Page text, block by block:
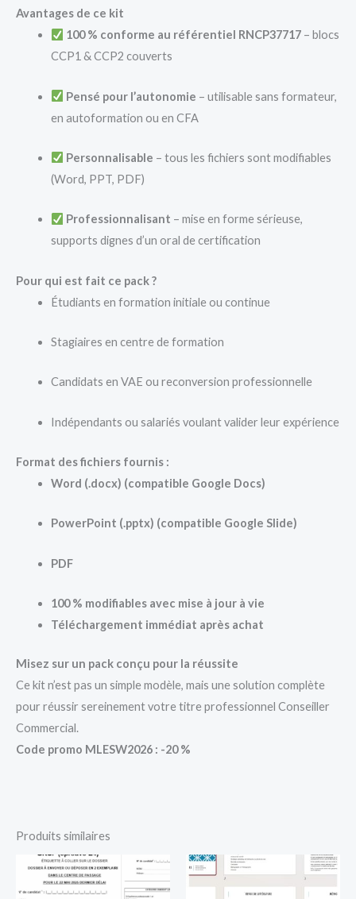
Avantages de ce kit
100 % conforme au référentiel RNCP37717 – blocs
CCP1 & CCP2 couverts
Pensé pour l’autonomie – utilisable sans formateur,
en autoformation ou en CFA
Personnalisable – tous les fichiers sont modifiables
(Word, PPT, PDF)
Professionnalisant – mise en forme sérieuse,
supports dignes d’un oral de certification
Pour qui est fait ce pack ?
Étudiants en formation initiale ou continue
Stagiaires en centre de formation
Candidats en VAE ou reconversion professionnelle
Indépendants ou salariés voulant valider leur expérience
Format des fichiers fournis :
Word (.docx) (compatible Google Docs)
PowerPoint (.pptx) (compatible Google Slide)
PDF
100 % modifiables avec mise à jour à vie
Téléchargement immédiat après achat
Misez sur un pack conçu pour la réussite
Ce kit n’est pas un simple modèle, mais une solution complète
pour réussir sereinement votre titre professionnel Conseiller
Commercial.
Code promo MLESW2026 : -20 %
Produits similaires